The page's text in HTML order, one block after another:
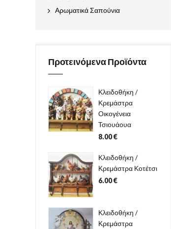
Αρωματικά Σαπούνια
Προτεινόμενα Προϊόντα
Κλειδοθήκη /
Κρεμάστρα
Οικογένεια
Τσιουάουα
8.00€
Κλειδοθήκη /
Κρεμάστρα Κοτέτσι
6.00€
Κλειδοθήκη /
Κρεμάστρα